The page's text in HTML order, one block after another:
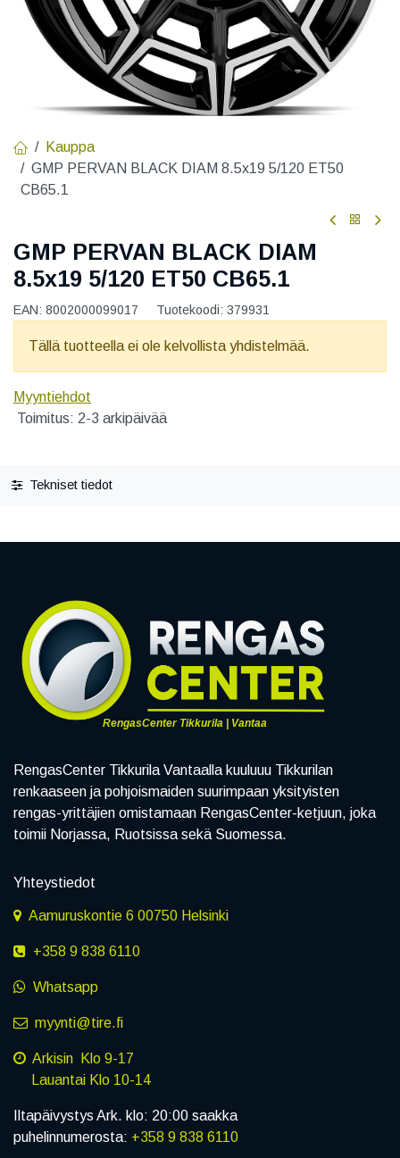
Kauppa
GMP PERVAN BLACK DIAM 8.5x19 5/120 ET50
CB65.1
GMP PERVAN BLACK DIAM
8.5x19 5/120 ET50 CB65.1
EAN: 8002000099017 Tuotekoodi: 379931
Tällä tuotteella ei ole kelvollista yhdistelmää.
Myyntiehdot
Toimitus: 2-3 arkipäivää
Tekniset tiedot
RengasCenter Tikkurila | Vantaa
RengasCenter Tikkurila Vantaalla kuuluuu Tikkurilan
renkaaseen ja pohjoismaiden suurimpaan yksityisten
rengas-yrittäjien omistamaan RengasCenter-ketjuun, joka
toimii Norjassa, Ruotsissa sekä Suomessa.
Yhteystiedot
Aamuruskontie 6 00750 Helsinki
+358 9 838 6110
Whatsapp
myynti@tire.fi
Arkisin Klo 9-17
Lauantai Klo 10-14
Iltapäivystys Ark. klo: 20:00 saakka
puhelinnumerosta: +358 9 838 6110